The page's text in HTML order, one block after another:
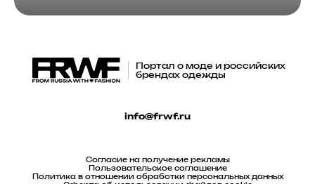
Портал о моде и российских
брендах одежды
info@frwf.ru
Согласие на получение рекламы
Пользовательское соглашение
Политика в отношении обработки персональных данных